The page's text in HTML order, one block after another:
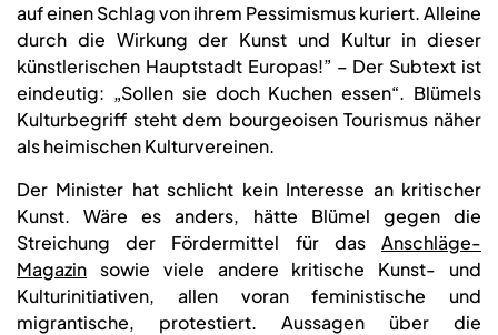
auf einen Schlag von ihrem Pessimismus kuriert. Alleine
durch die Wirkung der Kunst und Kultur in dieser
künstlerischen Hauptstadt Europas!” – Der Subtext ist
eindeutig: „Sollen sie doch Kuchen essen“. Blümels
Kulturbegriff steht dem bourgeoisen Tourismus näher
als heimischen Kulturvereinen.
Der Minister hat schlicht kein Interesse an kritischer
Kunst. Wäre es anders, hätte Blümel gegen die
Streichung der Fördermittel für das Anschläge-
Magazin sowie viele andere kritische Kunst- und
Kulturinitiativen, allen voran feministische und
migrantische, protestiert. Aussagen über die